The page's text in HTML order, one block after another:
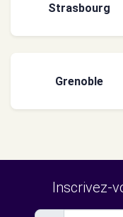
Strasbourg
Grenoble
Inscrivez-